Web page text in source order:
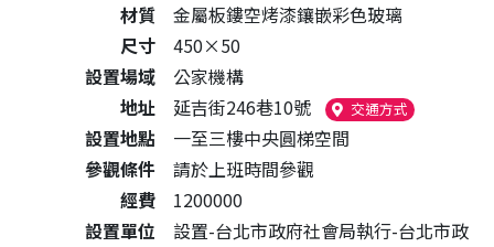
材質
金屬板鏤空烤漆鑲嵌彩色玻璃
尺寸
450×50
設置場域
公家機構
地址
延吉街246巷10號 交通方式（另開新視
設置地點
一至三樓中央圓梯空間
參觀條件
請於上班時間參觀
經費
1200000
設置單位
設置-台北市政府社會局執行-台北市政